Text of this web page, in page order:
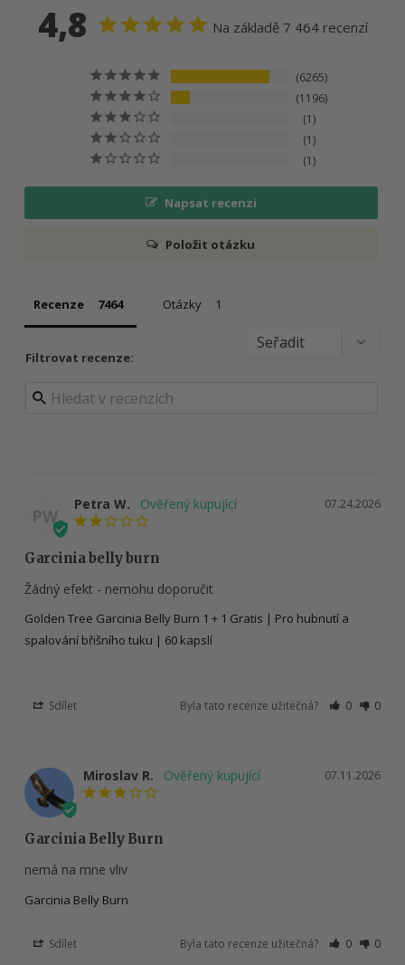
4,8 Na základě 7 464 recenzí
6265
1196
1
1
1
Napsat recenzi
Položit otázku
Recenze Otázky
Filtrovat recenze:
PW
07.24.2026
Petra W.
Garcinia belly burn
Žádný efekt - nemohu doporučit
Golden Tree Garcinia Belly Burn 1 + 1 Gratis | Pro hubnutí a
spalování břišního tuku | 60 kapslí
Sdílet Byla tato recenze užitečná? 0 0
07.11.2026
Miroslav R.
Garcinia Belly Burn
nemá na mne vliv
Garcinia Belly Burn
Sdílet Byla tato recenze užitečná? 0 0